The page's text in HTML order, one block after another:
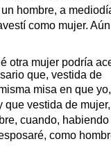
hombre, a
como mujer. Aún
otra mujer podría
que, vestida de
misa en que yo,
que vestida de
cuando, habiendo
como